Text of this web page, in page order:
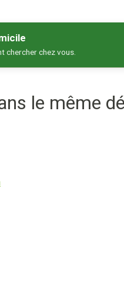
chercher chez vous.
le même